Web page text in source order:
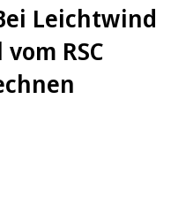
Leichtwind
RSC